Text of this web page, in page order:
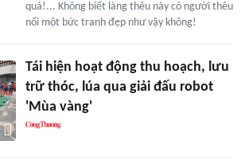
quá!... Không biết làng thêu này có người thêu
nổi một bức tranh đẹp như vậy không!
Tái hiện hoạt động thu hoạch, lưu
trữ thóc, lúa qua giải đấu robot
'Mùa vàng'